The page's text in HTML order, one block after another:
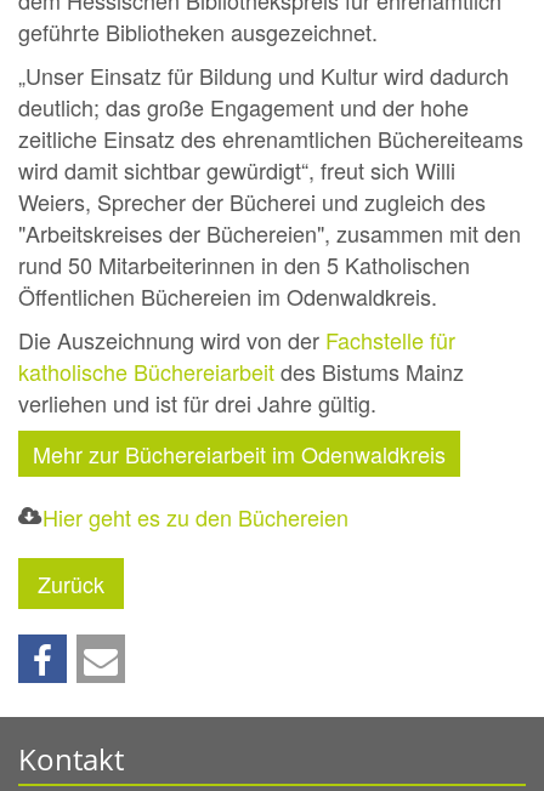
geführte Bibliotheken ausgezeichnet.
„Unser Einsatz für Bildung und Kultur wird dadurch
deutlich; das große Engagement und der hohe
zeitliche Einsatz des ehrenamtlichen Büchereiteams
wird damit sichtbar gewürdigt“, freut sich Willi
Weiers, Sprecher der Bücherei und zugleich des
"Arbeitskreises der Büchereien", zusammen mit den
rund 50 Mitarbeiterinnen in den 5 Katholischen
Öffentlichen Büchereien im Odenwaldkreis.
Die Auszeichnung wird von der Fachstelle für
katholische Büchereiarbeitdes Bistums Mainz
verliehen und ist für drei Jahre gültig.
Mehr zur Büchereiarbeit im Odenwaldkreis
Hier geht es zu den Büchereien
Zurück
Kontakt